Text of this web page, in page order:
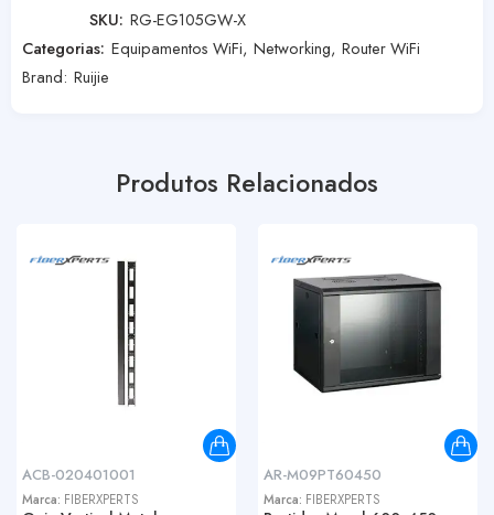
SKU: RG-EG105GW-X
Categorias: Equipamentos WiFi, Networking, Router WiFi
Brand: Ruijie
Produtos Relacionados
ACB-020401001
Marca: FIBERXPERTS
AR-M09PT60450
Marca: FIBERXPERTS